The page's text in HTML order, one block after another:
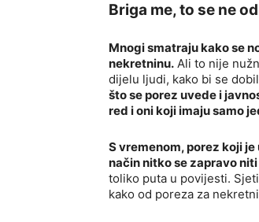
Briga me, to se ne
Mnogi smatraju kako se
nekretninu. Ali to nije
dijelu ljudi, kako bi se
što se porez uvede i
red i oni koji imaju samo
S vremenom, porez koji
način nitko se zapravo
toliko puta u povijesti.
kako od poreza za